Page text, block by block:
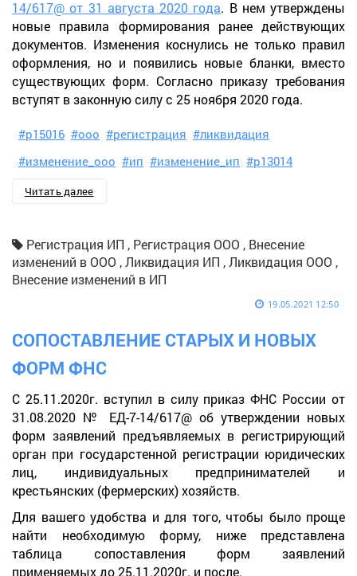
14/617@ от 31 августа 2020 года. В нем утверждены
новые правила формирования ранее действующих
документов. Изменения коснулись не только правил
оформления, но и появились новые бланки, вместо
существующих форм. Согласно приказу требования
вступят в законную силу с 25 ноября 2020 года.
#р15016 #ооо #регистрация #ликвидация
#изменение_ооо #ип #изменение_ип #р13014
Читать далее
Регистрация ИП , Регистрация ООО , Внесение
изменений в ООО , Ликвидация ИП , Ликвидация ООО ,
Внесение изменений в ИП
19.05.2021 12:50
СОПОСТАВЛЕНИЕ СТАРЫХ И НОВЫХ
ФОРМ ФНС
С 25.11.2020г. вступил в силу приказ ФНС России от
31.08.2020 № ЕД-7-14/617@ об утверждении новых
форм заявлений предъявляемых в регистрирующий
орган при государстенной регистрации юридических
лиц, индивидуальных предпринимателей и
крестьянских (фермерских) хозяйств.
Для вашего удобства и для того, чтобы было проще
найти необходимую форму, ниже представлена
таблица сопоставления форм заявлений
применяемых до 25.11.2020г. и после.